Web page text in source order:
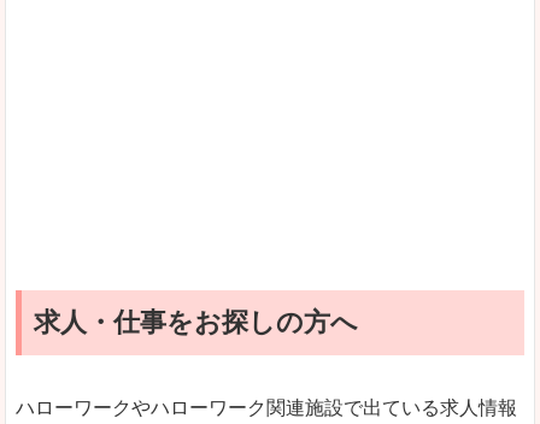
求人・仕事をお探しの方へ
ハローワークやハローワーク関連施設で出ている求人情報